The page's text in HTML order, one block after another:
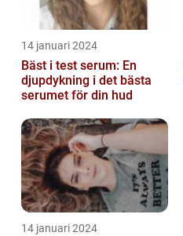
14 januari 2024
Bäst i test serum: En
djupdykning i det bästa
serumet för din hud
14 januari 2024